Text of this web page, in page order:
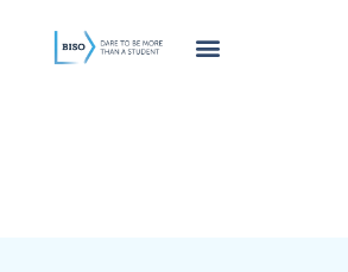
innholdet